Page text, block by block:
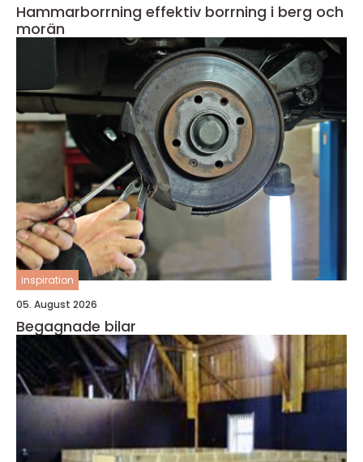
Hammarborrning effektiv borrning i berg och
morän
inspiration
05. August 2026
Begagnade bilar